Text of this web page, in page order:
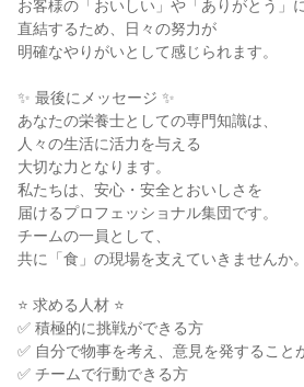
お客様の「おいしい」や「ありがとう」
直結するため、日々の努力が
明確なやりがいとして感じられます。
✨ 最後にメッセージ ✨
あなたの栄養士としての専門知識は、
人々の生活に活力を与える
大切な力となります。
私たちは、安心・安全とおいしさを
届けるプロフェッショナル集団です。
チームの一員として、
共に「食」の現場を支えていきませんか。
⭐ 求める人材 ⭐
✅ 積極的に挑戦ができる方
✅ 自分で物事を考え、意見を発すること
✅ チームで行動できる方